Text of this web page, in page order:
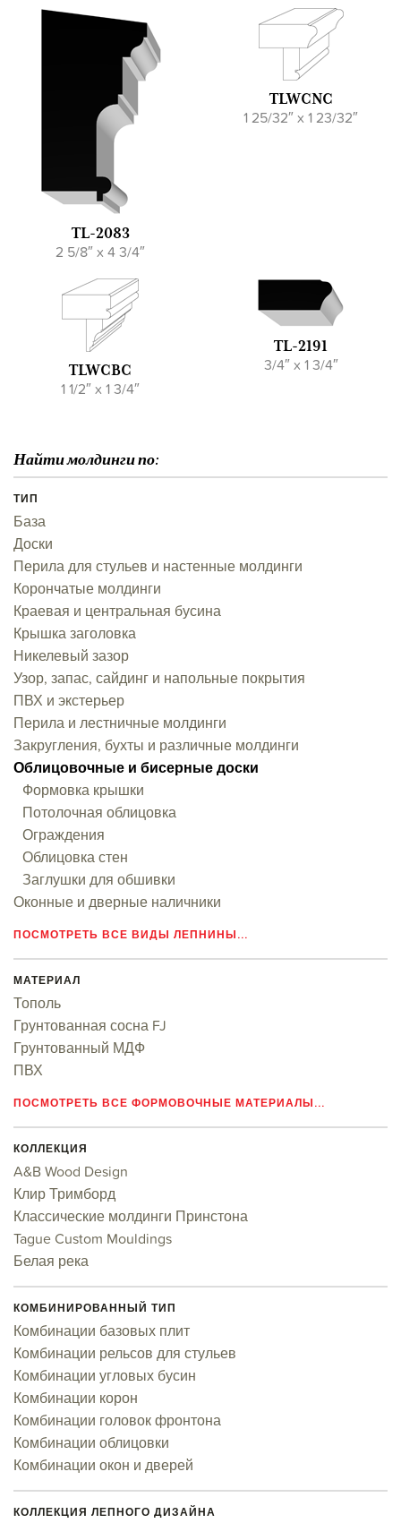
TL-2083
2 5/8″ x 4 3/4″
TLWCNC
1 25/32″ x 1 23/32″
TLWCBC
1 1/2″ x 1 3/4″
TL-2191
3/4″ x 1 3/4″
Найти молдинги по:
ТИП
База
Доски
Перила для стульев и настенные молдинги
Корончатые молдинги
Краевая и центральная бусина
Крышка заголовка
Никелевый зазор
Узор, запас, сайдинг и напольные покрытия
ПВХ и экстерьер
Перила и лестничные молдинги
Закругления, бухты и различные молдинги
Облицовочные и бисерные доски
Формовка крышки
Потолочная облицовка
Ограждения
Облицовка стен
Заглушки для обшивки
Оконные и дверные наличники
ПОСМОТРЕТЬ ВСЕ ВИДЫ ЛЕПНИНЫ...
МАТЕРИАЛ
Тополь
Грунтованная сосна FJ
Грунтованный МДФ
ПВХ
ПОСМОТРЕТЬ ВСЕ ФОРМОВОЧНЫЕ МАТЕРИАЛЫ...
КОЛЛЕКЦИЯ
A&B Wood Design
Клир Тримборд
Классические молдинги Принстона
Tague Custom Mouldings
Белая река
КОМБИНИРОВАННЫЙ ТИП
Комбинации базовых плит
Комбинации рельсов для стульев
Комбинации угловых бусин
Комбинации корон
Комбинации головок фронтона
Комбинации облицовки
Комбинации окон и дверей
КОЛЛЕКЦИЯ ЛЕПНОГО ДИЗАЙНА